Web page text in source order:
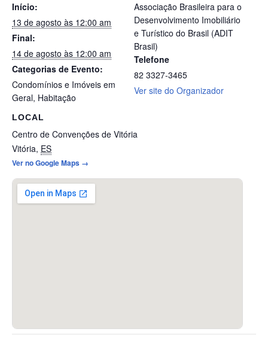
Início:
13 de agosto às 12:00 am
Final:
14 de agosto às 12:00 am
Categorias de Evento:
Condomínios e Imóveis em
Geral, Habitação
LOCAL
Centro de Convenções de Vitória
Vitória, ES
Ver no Google Maps →
Associação Brasileira para o
Desenvolvimento Imobiliário
e Turístico do Brasil (ADIT
Brasil)
Telefone
82 3327-3465
Ver site do Organizador